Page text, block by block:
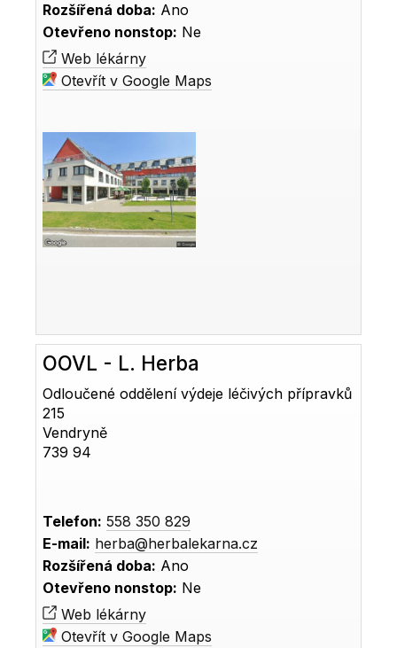
Rozšířená doba: Ano
Otevřeno nonstop: Ne
Web lékárny
Otevřít v Google Maps
OOVL - L. Herba
Odloučené oddělení výdeje léčivých přípravků
215
Vendryně
739 94
Telefon: 558 350 829
E-mail: herba@herbalekarna.cz
Rozšířená doba: Ano
Otevřeno nonstop: Ne
Web lékárny
Otevřít v Google Maps